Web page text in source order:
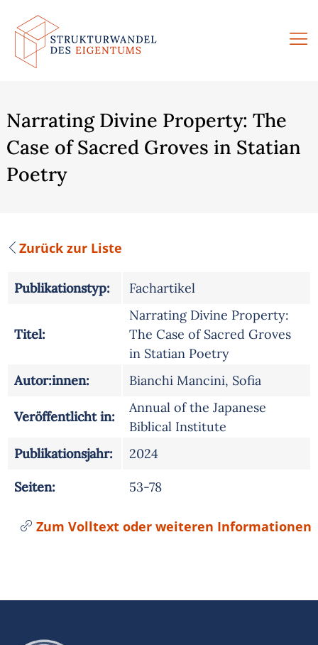
Zum
Inhalt
springen
Narrating Divine Property: The
Case of Sacred Groves in Statian
Poetry
Zurück zur Liste
Publikationstyp: Fachartikel
Titel:
Narrating Divine Property:
The Case of Sacred Groves
in Statian Poetry
Autor:innen:
Bianchi Mancini, Sofia
Veröffentlicht in:
Annual of the Japanese
Biblical Institute
Publikationsjahr:
2024
Seiten: 53-78
Zum Volltext oder weiteren Informationen